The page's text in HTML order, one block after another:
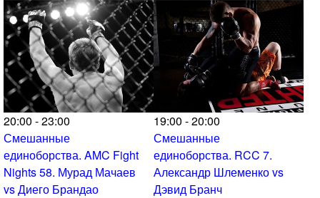
20:00 - 23:00
Смешанные
единоборства. AMC Fight
Nights 58. Мурад Мачаев
vs Диего Брандао
19:00 - 20:00
Смешанные
единоборства. RCC 7.
Александр Шлеменко vs
Дэвид Бранч